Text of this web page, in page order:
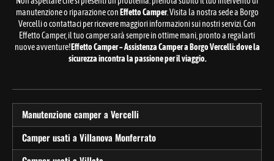
manutenzione o riparazione conEffetto Camper. Visita la nostra sede a Borgo
Vercelli o contattaci per ricevere maggiori informazioni sui nostri servizi. Con
Effetto Camper, il tuo camper sarà sempre in ottime mani, pronto a regalarti
nuove avventure!Effetto Camper – Assistenza Camper a Borgo Vercelli: dove la
sicurezza incontra la passione per il viaggio.
Manutenzione camper a Vercelli
Camper usati a Villanova Monferrato